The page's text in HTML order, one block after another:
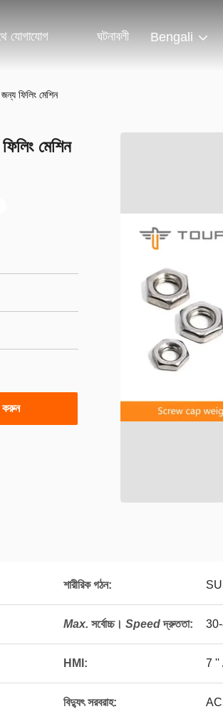
যোগাযোগ ঘটনাবলী Bengali
ফিলিং মেশিন
মেশিন
করুন
শারীরিক গঠন:
Max. সর্বোচ্চ। Speed দ্রুততা: 30-
HMI: 7 ''
বিদ্যুৎ সরবরাহ: